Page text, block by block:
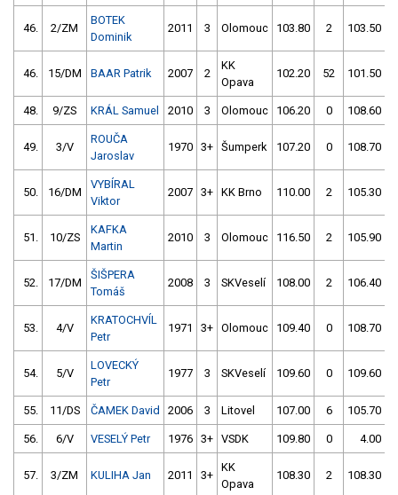
46. 2/ZM
BOTEK
Dominik
2011 3 Olomouc 103.80 2 103.50
46. 15/DM BAAR Patrik 2007 2
KK
Opava
102.20 52 101.50
48. 9/ZS KRÁL Samuel 2010 3 Olomouc 106.20 0 108.60
49. 3/V
ROUČA
Jaroslav
1970 3+ Šumperk 107.20 0 108.70
50. 16/DM
VYBÍRAL
Viktor
2007 3+ KK Brno 110.00 2 105.30
51. 10/ZS
KAFKA
Martin
2010 3 Olomouc 116.50 2 105.90
52. 17/DM
ŠIŠPERA
Tomáš
2008 3 SKVeselí 108.00 2 106.40
53. 4/V
KRATOCHVÍL
Petr
1971 3+ Olomouc 109.40 0 108.70
54. 5/V
LOVECKÝ
Petr
1977 3 SKVeselí 109.60 0 109.60
55. 11/DS ČAMEK David 2006 3 Litovel 107.00 6 105.70
56. 6/V VESELÝ Petr 1976 3+ VSDK 109.80 0 4.00
57. 3/ZM KULIHA Jan 2011 3+
KK
Opava
108.30 2 108.30